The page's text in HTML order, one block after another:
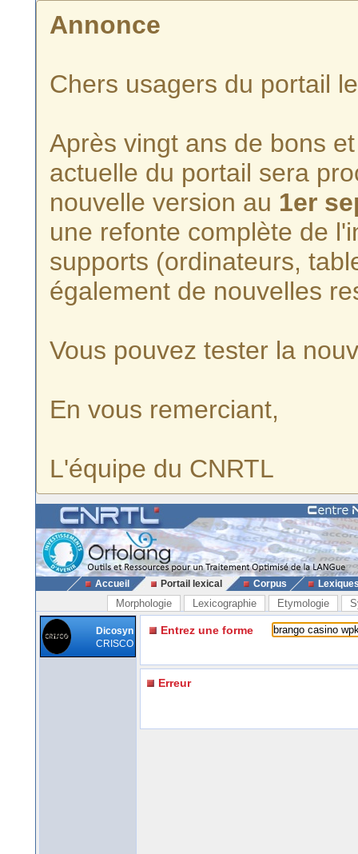
Annonce
Chers usagers du portail
Après vingt ans de bons
actuelle du portail sera
nouvelle version au 1er
une refonte complète de
supports (ordinateurs,
également de nouvelles
Vous pouvez tester la
En vous remerciant,
L'équipe du CNRTL
Accueil Portail lexical Corpus
Morphologie Lexicographie Etymologie
Dicosyn
CRISCO
Entrez une forme
Erreur